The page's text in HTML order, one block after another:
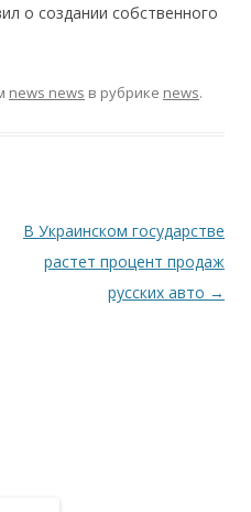
о создании собственного
news news в рубрике news.
В Украинском государстве
растет процент продаж
русских авто →